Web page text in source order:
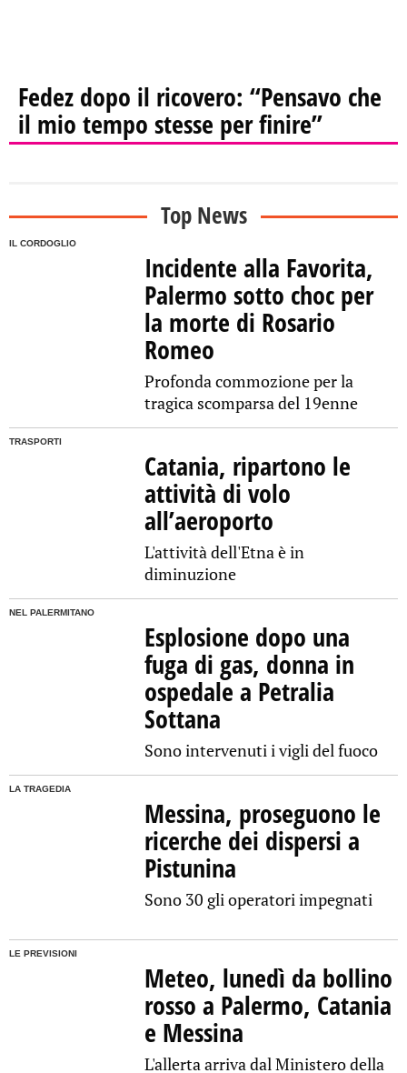
Fedez dopo il ricovero: “Pensavo che
il mio tempo stesse per finire”
Top News
IL CORDOGLIO
Incidente alla Favorita,
Palermo sotto choc per
la morte di Rosario
Romeo
Profonda commozione per la
tragica scomparsa del 19enne
TRASPORTI
Catania, ripartono le
attività di volo
all’aeroporto
L'attività dell'Etna è in
diminuzione
NEL PALERMITANO
Esplosione dopo una
fuga di gas, donna in
ospedale a Petralia
Sottana
Sono intervenuti i vigli del fuoco
LA TRAGEDIA
Messina, proseguono le
ricerche dei dispersi a
Pistunina
Sono 30 gli operatori impegnati
LE PREVISIONI
Meteo, lunedì da bollino
rosso a Palermo, Catania
e Messina
L'allerta arriva dal Ministero della